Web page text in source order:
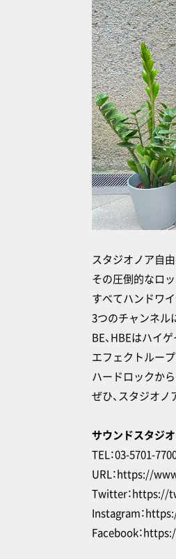
スタジオノア自由
その圧倒的なロ
すべてハンドワ
3つのチャンネル
BE、HBEはハイ
エフェクトルー
ハードロックか
ぜひ、スタジオノ
サウンドスタジ
TEL：03-5701-
URL：https://
Twitter：https://
Instagram：
Facebook：